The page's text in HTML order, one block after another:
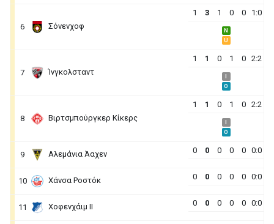
6 Σόνενχοφ
1 3 1 0 0 1:0
N
U
7 Ίνγκολσταντ
1 1 0 1 0 2:2
O
8 Βιρτσμπούργκερ Κίκερς
1 1 0 1 0 2:2
O
9 Αλεμάνια Άαχεν 0 0 0 0 0 0:0
10 Χάνσα Ροστόκ 0 0 0 0 0 0:0
11 Χοφενχάιμ ΙΙ 0 0 0 0 0 0:0